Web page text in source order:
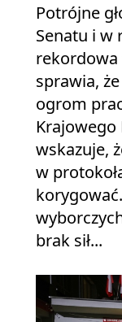
Potrójne
Senatu i w
rekordowa
sprawia,
ogrom
Krajowego
wskazuje,
w
brak sił...